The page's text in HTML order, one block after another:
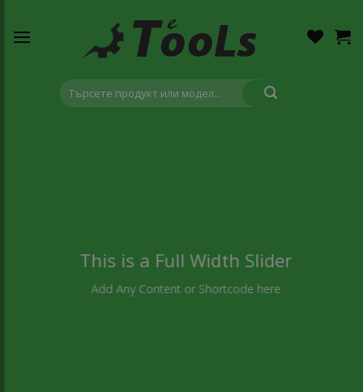
Търсене
за:
This is a Full Width Slider
Add Any Content or Shortcode here